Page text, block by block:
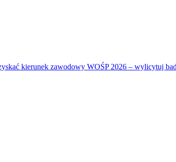
kierunek zawodowy WOŚP 2026 – wylicytuj